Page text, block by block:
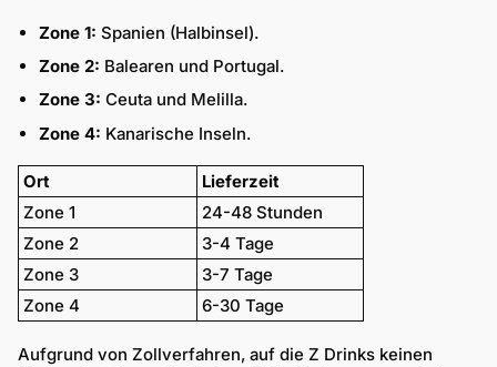
Zone 1: Spanien (Halbinsel).
Zone 2: Balearen und Portugal.
Zone 3: Ceuta und Melilla.
Zone 4: Kanarische Inseln.
Ort
Lieferzeit
Zone 1
24-48 Stunden
Zone 2
3-4 Tage
Zone 3
3-7 Tage
Zone 4
6-30 Tage
Aufgrund von Zollverfahren, auf die Z Drinks keinen